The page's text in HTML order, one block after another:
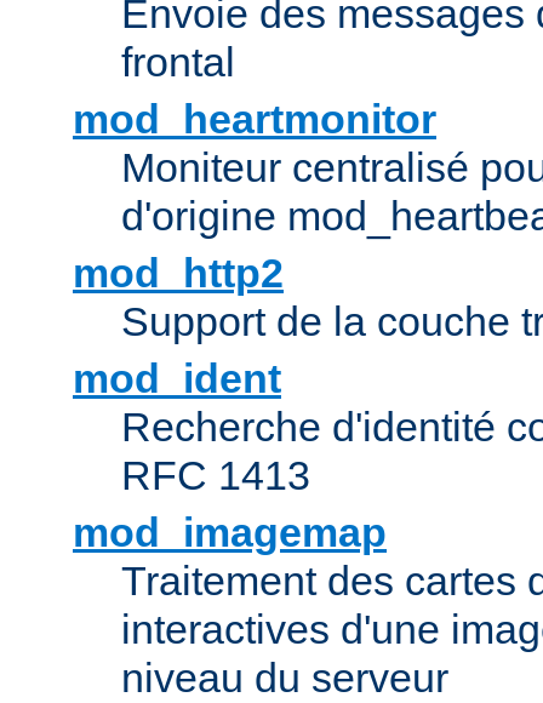
Envoie des messages
frontal
mod_heartmonitor
Moniteur centralisé
d'origine
mod_http2
Support de la couche
mod_ident
Recherche d'identité
RFC 1413
mod_imagemap
Traitement des cartes
interactives d'une
niveau du serveur